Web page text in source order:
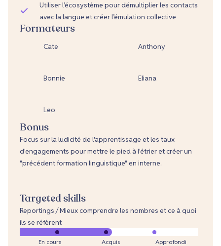
Utiliser l’écosystème pour démultiplier les contacts
avec la langue et créer l’émulation collective
Formateurs
Cate Anthony
Bonnie Eliana
Leo
Bonus
Focus sur la ludicité de l'apprentissage et les taux
d'engagements pour mettre le pied à l'étrier et créer un
"précédent formation linguistique" en interne.
Targeted skills
Reportings / Mieux comprendre les nombres et ce à quoi
ils se réfèrent
En cours Acquis Approfondi